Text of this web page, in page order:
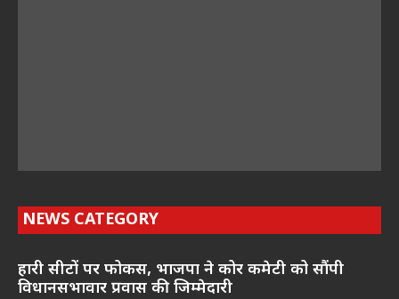
NEWS CATEGORY
हारी सीटों पर फोकस, भाजपा ने कोर कमेटी को सौंपी
विधानसभावार प्रवास की जिम्मेदारी